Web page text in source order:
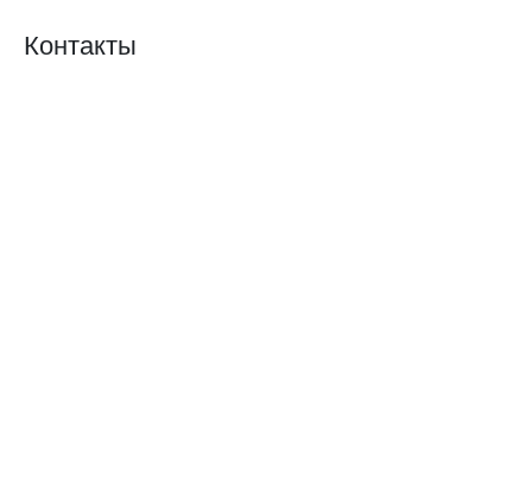
Контакты